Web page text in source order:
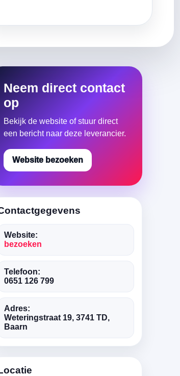
Neem direct contact
op
Bekijk de website of stuur direct
een bericht naar deze leverancier.
Website bezoeken
Website:
bezoeken
Telefoon:
0651 126 799
Adres:
Weteringstraat 19, 3741 TD,
Baarn